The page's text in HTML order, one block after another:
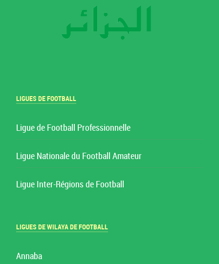
LIGUES DE FOOTBALL
Ligue de Football Professionnelle
Ligue Nationale du Football Amateur
Ligue Inter-Régions de Football
LIGUES DE WILAYA DE FOOTBALL
Annaba